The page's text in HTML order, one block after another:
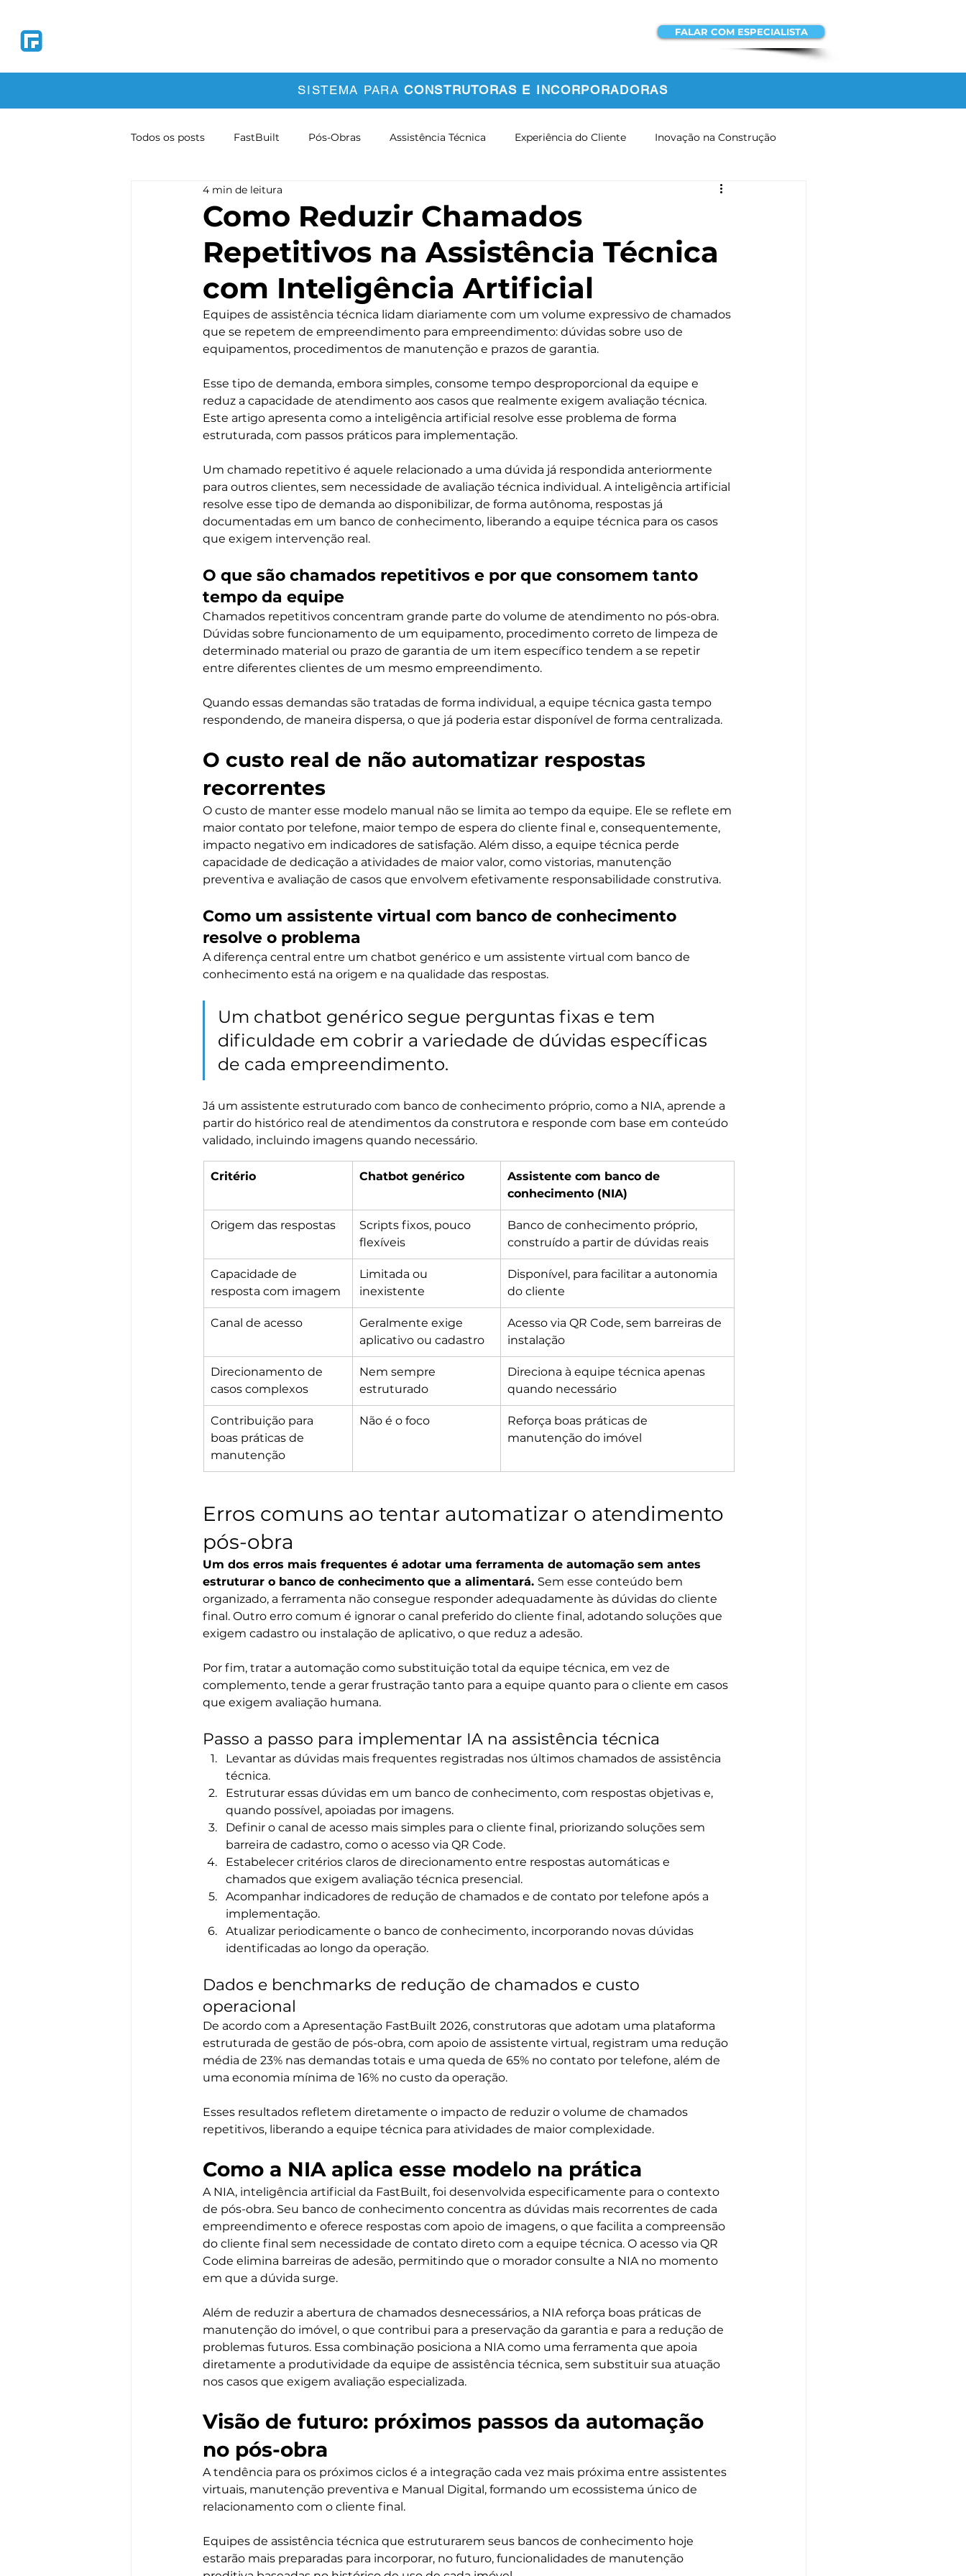
FALAR COM ESPECIALISTA
SISTEMA PARACONSTRUTORAS E INCORPORADORAS
Todos os posts FastBuilt Pós-Obras Assistência Técnica Experiência do Cliente Inovação na Construção
Normas Técnicas Transformação Digital
Como Reduzir Chamados
Repetitivos na Assistência Técnica
com Inteligência Artificial
4 min de leitura
Equipes de assistência técnica lidam diariamente com um volume expressivo de chamados
que se repetem de empreendimento para empreendimento: dúvidas sobre uso de
equipamentos, procedimentos de manutenção e prazos de garantia.
Esse tipo de demanda, embora simples, consome tempo desproporcional da equipe e
reduz a capacidade de atendimento aos casos que realmente exigem avaliação técnica.
Este artigo apresenta como a inteligência artificial resolve esse problema de forma
estruturada, com passos práticos para implementação.
Um chamado repetitivo é aquele relacionado a uma dúvida já respondida anteriormente
para outros clientes, sem necessidade de avaliação técnica individual. A inteligência artificial
resolve esse tipo de demanda ao disponibilizar, de forma autônoma, respostas já
documentadas em um banco de conhecimento, liberando a equipe técnica para os casos
que exigem intervenção real.
O que são chamados repetitivos e por que consomem tanto
tempo da equipe
Chamados repetitivos concentram grande parte do volume de atendimento no pós-obra.
Dúvidas sobre funcionamento de um equipamento, procedimento correto de limpeza de
determinado material ou prazo de garantia de um item específico tendem a se repetir
entre diferentes clientes de um mesmo empreendimento.
Quando essas demandas são tratadas de forma individual, a equipe técnica gasta tempo
respondendo, de maneira dispersa, o que já poderia estar disponível de forma centralizada.
O custo real de não automatizar respostas
recorrentes
O custo de manter esse modelo manual não se limita ao tempo da equipe. Ele se reflete em
maior contato por telefone, maior tempo de espera do cliente final e, consequentemente,
impacto negativo em indicadores de satisfação. Além disso, a equipe técnica perde
capacidade de dedicação a atividades de maior valor, como vistorias, manutenção
preventiva e avaliação de casos que envolvem efetivamente responsabilidade construtiva.
Como um assistente virtual com banco de conhecimento
resolve o problema
A diferença central entre um chatbot genérico e um assistente virtual com banco de
conhecimento está na origem e na qualidade das respostas.
Um chatbot genérico segue perguntas fixas e tem
dificuldade em cobrir a variedade de dúvidas específicas
de cada empreendimento.
Já um assistente estruturado com banco de conhecimento próprio, como a NIA, aprende a
partir do histórico real de atendimentos da construtora e responde com base em conteúdo
validado, incluindo imagens quando necessário.
Critério Chatbot genérico
Assistente com banco de
conhecimento (NIA)
Origem das respostas
Scripts fixos, pouco
flexíveis
Banco de conhecimento próprio,
construído a partir de dúvidas reais
Capacidade de
resposta com imagem
Limitada ou
inexistente
Disponível, para facilitar a autonomia
do cliente
Canal de acesso
Geralmente exige
aplicativo ou cadastro
Acesso via QR Code, sem barreiras de
instalação
Direcionamento de
casos complexos
Nem sempre
estruturado
Direciona à equipe técnica apenas
quando necessário
Contribuição para
boas práticas de
manutenção
Não é o foco
Reforça boas práticas de
manutenção do imóvel
Erros comuns ao tentar automatizar o atendimento
pós-obra
Um dos erros mais frequentes é adotar uma ferramenta de automação sem antes
estruturar o banco de conhecimento que a alimentará. Sem esse conteúdo bem
organizado, a ferramenta não consegue responder adequadamente às dúvidas do cliente
final. Outro erro comum é ignorar o canal preferido do cliente final, adotando soluções que
exigem cadastro ou instalação de aplicativo, o que reduz a adesão.
Por fim, tratar a automação como substituição total da equipe técnica, em vez de
complemento, tende a gerar frustração tanto para a equipe quanto para o cliente em casos
que exigem avaliação humana.
Passo a passo para implementar IA na assistência técnica
Levantar as dúvidas mais frequentes registradas nos últimos chamados de assistência
técnica.
Estruturar essas dúvidas em um banco de conhecimento, com respostas objetivas e,
quando possível, apoiadas por imagens.
Definir o canal de acesso mais simples para o cliente final, priorizando soluções sem
barreira de cadastro, como o acesso via QR Code.
Estabelecer critérios claros de direcionamento entre respostas automáticas e
chamados que exigem avaliação técnica presencial.
Acompanhar indicadores de redução de chamados e de contato por telefone após a
implementação.
Atualizar periodicamente o banco de conhecimento, incorporando novas dúvidas
identificadas ao longo da operação.
Dados e benchmarks de redução de chamados e custo
operacional
De acordo com a Apresentação FastBuilt 2026, construtoras que adotam uma plataforma
estruturada de gestão de pós-obra, com apoio de assistente virtual, registram uma redução
média de 23% nas demandas totais e uma queda de 65% no contato por telefone, além de
uma economia mínima de 16% no custo da operação.
Esses resultados refletem diretamente o impacto de reduzir o volume de chamados
repetitivos, liberando a equipe técnica para atividades de maior complexidade.
Como a NIA aplica esse modelo na prática
A NIA, inteligência artificial da FastBuilt, foi desenvolvida especificamente para o contexto
de pós-obra. Seu banco de conhecimento concentra as dúvidas mais recorrentes de cada
empreendimento e oferece respostas com apoio de imagens, o que facilita a compreensão
do cliente final sem necessidade de contato direto com a equipe técnica. O acesso via QR
Code elimina barreiras de adesão, permitindo que o morador consulte a NIA no momento
em que a dúvida surge.
Além de reduzir a abertura de chamados desnecessários, a NIA reforça boas práticas de
manutenção do imóvel, o que contribui para a preservação da garantia e para a redução de
problemas futuros. Essa combinação posiciona a NIA como uma ferramenta que apoia
diretamente a produtividade da equipe de assistência técnica, sem substituir sua atuação
nos casos que exigem avaliação especializada.
Visão de futuro: próximos passos da automação
no pós-obra
A tendência para os próximos ciclos é a integração cada vez mais próxima entre assistentes
virtuais, manutenção preventiva e Manual Digital, formando um ecossistema único de
relacionamento com o cliente final.
Equipes de assistência técnica que estruturarem seus bancos de conhecimento hoje
estarão mais preparadas para incorporar, no futuro, funcionalidades de manutenção